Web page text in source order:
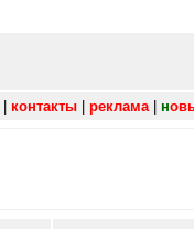
контакты реклама| н